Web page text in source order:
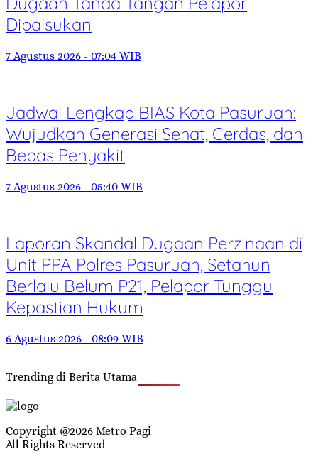
Dipalsukan
7 Agustus 2026 - 07:04 WIB
Jadwal Lengkap BIAS Kota Pasuruan:
Wujudkan Generasi Sehat, Cerdas, dan
Bebas Penyakit
7 Agustus 2026 - 05:40 WIB
Laporan Skandal Dugaan Perzinaan di
Unit PPA Polres Pasuruan, Setahun
Berlalu Belum P21, Pelapor Tunggu
Kepastian Hukum
6 Agustus 2026 - 08:09 WIB
Trending di Berita Utama
Copyright @2026 Metro Pagi
All Rights Reserved